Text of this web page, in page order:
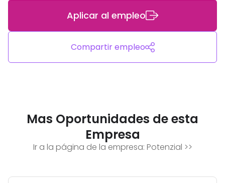
Aplicar al empleo
Compartir empleo
Mas Oportunidades de esta
Empresa
Ir a la página de la empresa: Potenzial >>